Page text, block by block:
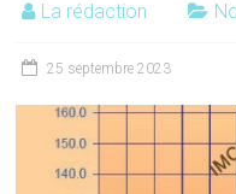
La rédaction
25 septembre 2023